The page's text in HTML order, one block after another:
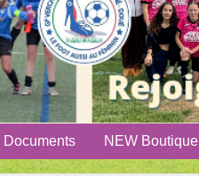
Documents NEW Boutique